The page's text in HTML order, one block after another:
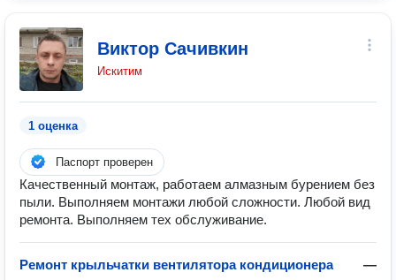
Виктор Сачивкин
Искитим
1 оценка
Паспорт проверен
Качественный монтаж, работаем алмазным бурением без
пыли. Выполняем монтажи любой сложности. Любой вид
ремонта. Выполняем тех обслуживание.
Ремонт крыльчатки вентилятора кондиционера —